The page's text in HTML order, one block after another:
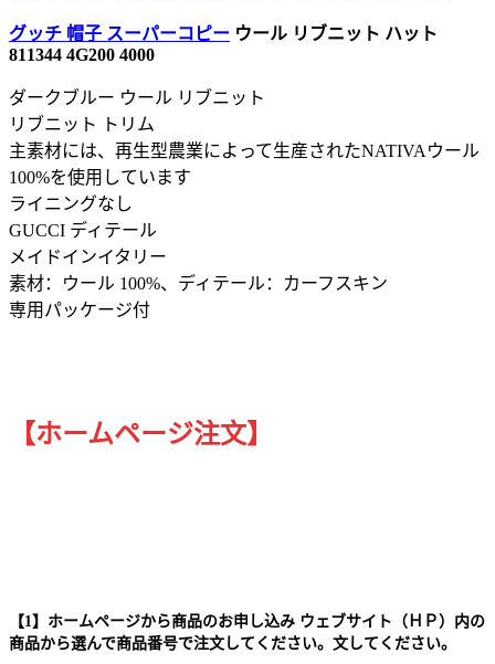
グッチ 帽子 スーパーコピー ウール リブニット ハット
811344 4G200 4000
ダークブルー ウール リブニット
リブニット トリム
主素材には、再生型農業によって生産されたNATIVAウール
100%を使用しています
ライニングなし
GUCCI ディテール
メイドインイタリー
素材：ウール 100%、ディテール：カーフスキン
専用パッケージ付
【ホームページ注文】
【1】ホームページから商品のお申し込み ウェブサイト（ＨＰ）内の
商品から選んで商品番号で注文してください。文してください。